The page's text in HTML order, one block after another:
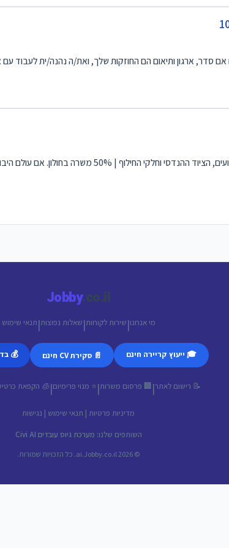
סדר, ארגון ותיאום הם החוזקות שלך, ואת/ה נהנה/ית לעבוד עם
דרוש/ה מתאמ/ת יבוא לחברה ותיקה ומובילה בתחום
Jobby.co.il
מי אנחנו|שירות לקוחות|שאלות נפוצות|תנאי שימוש
🎓 ייעוץ קריירה חינם 📄 סקירת CV חינם 💰
📝 רישום לאתר| 🏢 פרסום משרות|⭐ מנוי פרימיום|🧊 הקפאת
מדיניות פרטיות | תנאי שימוש | נגישות
השותפים שלנו: מערכת גיוס עובדים Civi AI
© 2026 ai.Jobby.co.il. כל הזכויות שמורות.